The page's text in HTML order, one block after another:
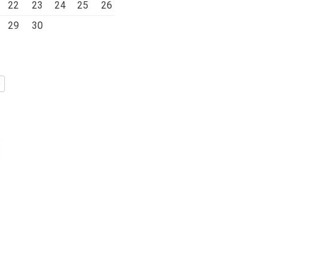
22 23 24 25
26
29 30